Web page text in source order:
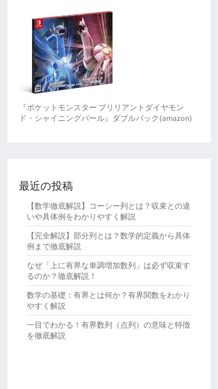
『ポケットモンスター ブリリアントダイヤモン
ド・シャイニングパール』ダブルパック(amazon)
最近の投稿
【数学徹底解説】コーシー列とは？収束との違
いや具体例をわかりやすく解説
【完全解説】部分列とは？数学的定義から具体
例まで徹底解説
なぜ「上に有界な単調増加数列」は必ず収束す
るのか？徹底解説！
数学の基礎：有界とは何か？有界関数をわかり
やすく解説
一目でわかる！有界数列（点列）の意味と特徴
を徹底解説